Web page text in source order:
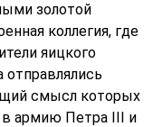
золотой
коллегия, где
яицкого
отправлялись
смысл которых
в армию Петра III и